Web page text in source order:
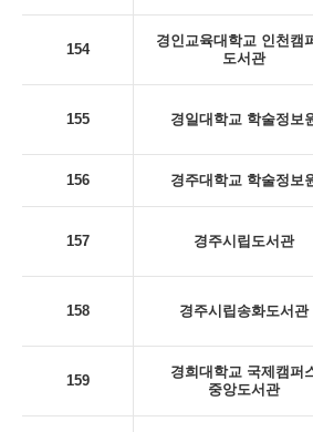
154
경인교육대학교 인천캠
도서관
155 경일대학교 학술정보
156 경주대학교 학술정보
157 경주시립도서관
158 경주시립송화도서관
159
경희대학교 국제캠퍼
중앙도서관